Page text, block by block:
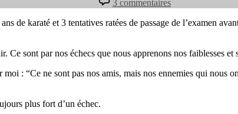
l’article
3 commentaires
Echouer
pour
de karaté et 3 tentatives ratées de passage de l’examen
sont par nos échecs que nous apprenons nos faiblesses et
: “Ce ne sont pas nos amis, mais nos ennemies qui nous
plus fort d’un échec.